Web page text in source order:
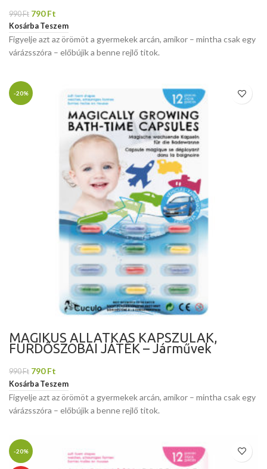
990Ft 790Ft
Kosárba Teszem
Figyelje azt az örömöt a gyermekek arcán, amikor – mintha csak egy
várázsszóra – előbújik a benne rejlő titok.
-20%
MÁGIKUS ÁLLATKÁS KAPSZULÁK,
FÜRDŐSZOBAI JÁTÉK – Járművek
990Ft 790Ft
Kosárba Teszem
Figyelje azt az örömöt a gyermekek arcán, amikor – mintha csak egy
várázsszóra – előbújik a benne rejlő titok.
-20%